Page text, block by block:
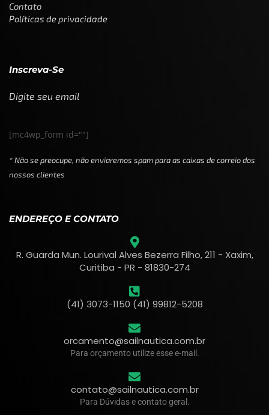
Contato
Políticas de privacidade
Inscreva-Se
Digite seu email
[mc4wp_form id=""]
* Não se preocupe, não enviaremos spam para as caixas de correio dos
nossos clientes
ENDEREÇO E CONTATO
R. Guarda Mun. Lourival Alves Bezerra Filho, 211 - Xaxim,
Curitiba - PR - 81830-274
(41) 3073-1150 (41) 99812-5208
orcamento@sailnautica.com.br
Para orçamento utilize esse e-mail.
contato@sailnautica.com.br
Para Dúvidas e contato geral.